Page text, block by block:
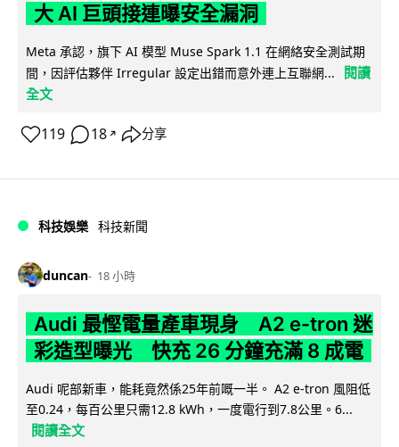
大 AI 巨頭接連曝安全漏洞
Meta 承認，旗下 AI 模型 Muse Spark 1.1 在網絡安全測試期
間，因評估夥伴 Irregular 設定出錯而意外連上互聯網...
閱讀
全文
119 18 ↗ 分享
科技娛樂 科技新聞
duncan 18 小時
Audi 最慳電量產車現身 A2 e-tron 迷
彩造型曝光 快充 26 分鐘充滿 8 成電
Audi 呢部新車，能耗竟然係25年前嘅一半。 A2 e-tron 風阻低
至0.24，每百公里只需12.8 kWh，一度電行到7.8公里。6...
閱讀全文